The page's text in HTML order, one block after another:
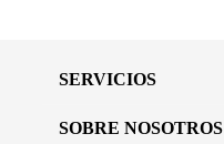
SERVICIOS
SOBRE NOSOTROS